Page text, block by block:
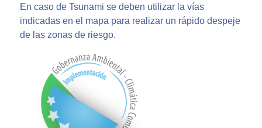
En caso de Tsunami se deben utilizar la vías
indicadas en el mapa para realizar un rápido despeje
de las zonas de riesgo.